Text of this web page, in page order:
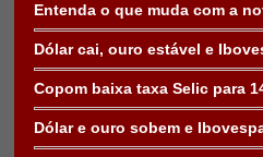
Entenda o que muda com a
Dólar cai, ouro estável e
Copom baixa taxa Selic para
Dólar e ouro sobem e